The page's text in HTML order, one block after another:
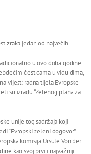
zraka jedan od najvećih
u ovo doba godine
česticama u vidu dima,
vijest: radna tijela Evropske
su izradu “Zelenog plana za
unije tog sadržaja koji
“Evropski zeleni dogovor”
komisija Ursule Von der
kao svoj prvi i najvažniji